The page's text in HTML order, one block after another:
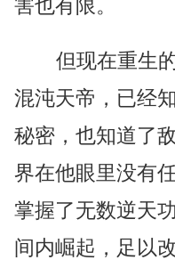
害也有限。
但现在重生
混沌天帝，已经
秘密，也知道了
界在他眼里没有
掌握了无数逆天
间内崛起，足以